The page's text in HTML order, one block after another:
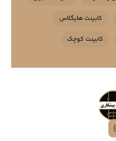
کابینت هایگلاس
کابینت کوچک